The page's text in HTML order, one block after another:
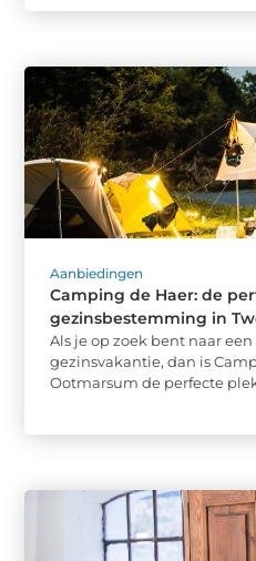
Aanbiedingen
Camping de Haer: de
gezinsbestemming in
Als je op zoek bent naar
gezinsvakantie, dan is
Ootmarsum de perfecte